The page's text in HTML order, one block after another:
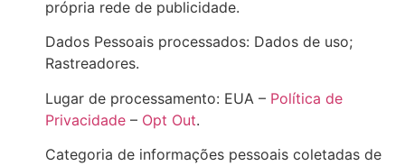
própria rede de publicidade.
Dados Pessoais processados: Dados de uso;
Rastreadores.
Lugar de processamento: EUA – Política de
Privacidade – Opt Out.
Categoria de informações pessoais coletadas de